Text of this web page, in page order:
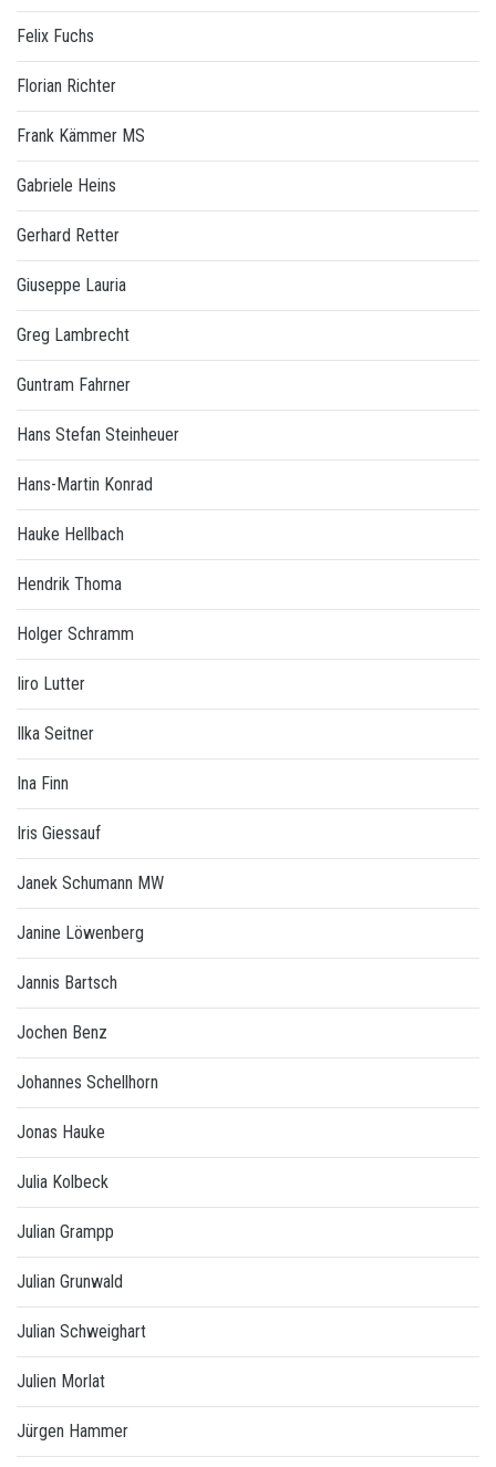
Felix Fuchs
Florian Richter
Frank Kämmer MS
Gabriele Heins
Gerhard Retter
Giuseppe Lauria
Greg Lambrecht
Guntram Fahrner
Hans Stefan Steinheuer
Hans-Martin Konrad
Hauke Hellbach
Hendrik Thoma
Holger Schramm
Iiro Lutter
Ilka Seitner
Ina Finn
Iris Giessauf
Janek Schumann MW
Janine Löwenberg
Jannis Bartsch
Jochen Benz
Johannes Schellhorn
Jonas Hauke
Julia Kolbeck
Julian Grampp
Julian Grunwald
Julian Schweighart
Julien Morlat
Jürgen Hammer